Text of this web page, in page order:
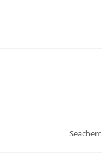
Seachem